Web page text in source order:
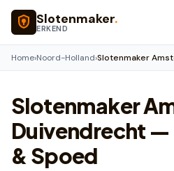
Naar hoofdinhoud
Slotenmaker.
ERKEND
Home›Noord-Holland›Slotenmaker
Slotenmaker
Duivendrecht —
& Spoed